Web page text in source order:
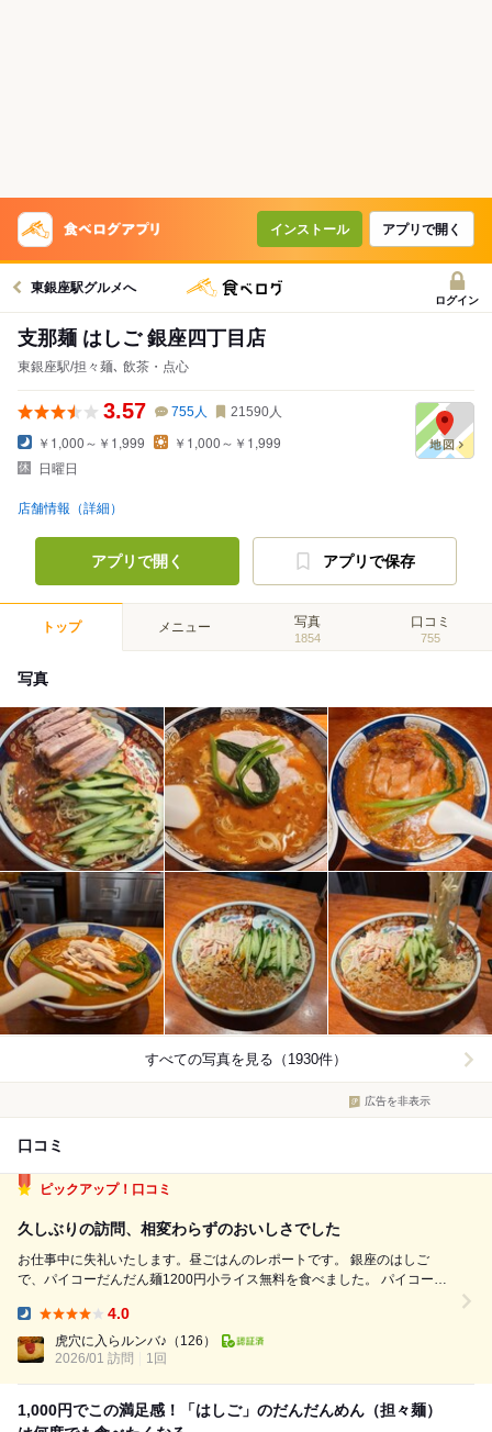
インストール アプリで開く
東銀座駅グルメへ
ログイン
支那麺 はしご 銀座四丁目店
東銀座駅/担々麺､ 飲茶・点心
3.57 755人 21590人
￥1,000～￥1,999
￥1,000～￥1,999
日曜日
店舗情報（詳細）
アプリで開く アプリで保存
トップ メニュー 写真
1854
口コミ
755
写真
すべての写真を見る（1930件）
広告を非表示
口コミ
ピックアップ！口コミ
久しぶりの訪問、相変わらずのおいしさでした
お仕事中に失礼いたします。昼ごはんのレポートです。 銀座のはしご
で、パイコーだんだん麺1200円小ライス無料を食べました。 パイコー
は、細ストレート麺で、ほどよい歯ごたえがありました。スープは、ごま
みそがたっぷり入った辛い...
4.0
虎穴に入らルンバ♪ （126）
2026/01 訪問
1回
1,000円でこの満足感！「はしご」のだんだんめん（担々麺）